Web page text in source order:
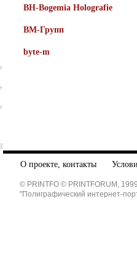
BH-Bogemia Holografie
BM-Групп
byte-m
О проекте, контакты
© PRINTFO © PRINTFORUM,
"Полиграфический интернет-